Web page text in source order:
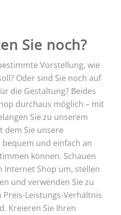
Sie noch?
Vorstellung, wie
Oder sind Sie noch auf
die Gestaltung? Beides
durchaus möglich – mit
Sie zu unserem
dem Sie unsere
und einfach an
können. Schauen
Internet Shop um, stellen
und verwenden Sie zu
Leistungs-Verhältnis
Kreieren Sie Ihren